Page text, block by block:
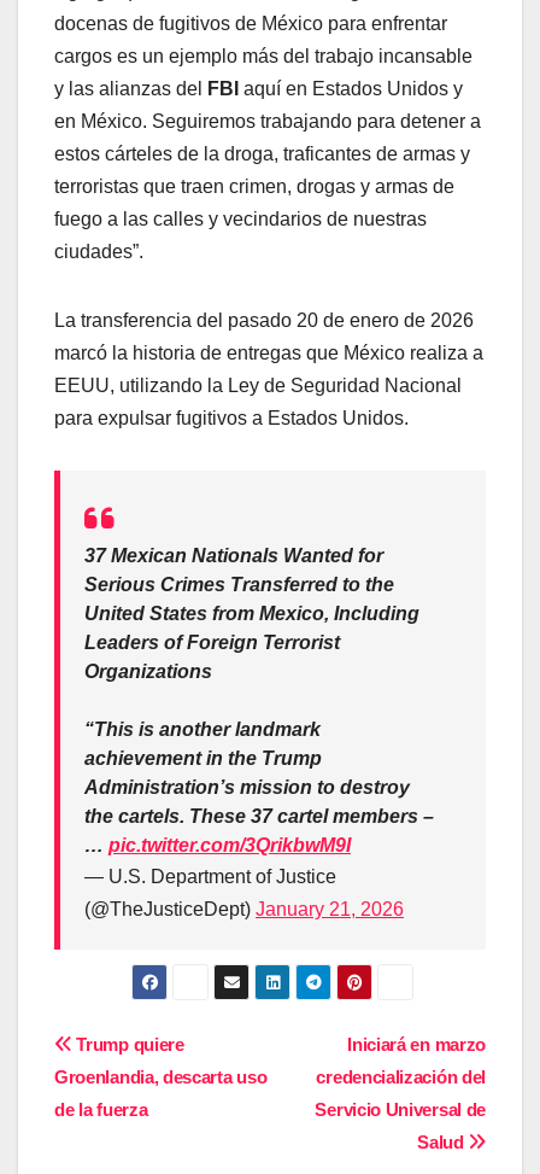
docenas de fugitivos de México para enfrentar
cargos es un ejemplo más del trabajo incansable
y las alianzas del
FBI aquí en Estados Unidos y
en México. Seguiremos trabajando para detener a
estos cárteles de la droga, traficantes de armas y
terroristas que traen crimen, drogas y armas de
fuego a las calles y vecindarios de nuestras
ciudades”.
La transferencia del pasado 20 de enero de 2026
marcó la historia de entregas que México realiza a
EEUU, utilizando la Ley de Seguridad Nacional
para expulsar fugitivos a Estados Unidos.
37 Mexican Nationals Wanted for
Serious Crimes Transferred to the
United States from Mexico, Including
Leaders of Foreign Terrorist
Organizations
“This is another landmark
achievement in the Trump
Administration’s mission to destroy
the cartels. These 37 cartel members –
… pic.twitter.com/3QrikbwM9I
— U.S. Department of Justice
(@TheJusticeDept) January 21, 2026
Navegación
de
Iniciará en marzo
credencialización del
Servicio Universal de
Salud
Trump quiere
Groenlandia, descarta uso
de la fuerza